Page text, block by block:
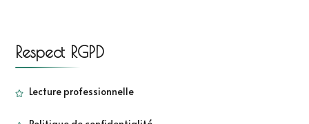
Respect RGPD
Lecture professionnelle